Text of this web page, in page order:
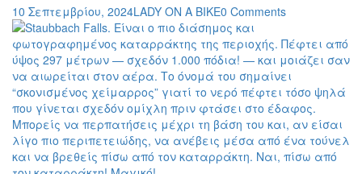
10 Σεπτεμβρίου, 2024LADY ON A BIKE0 Comments